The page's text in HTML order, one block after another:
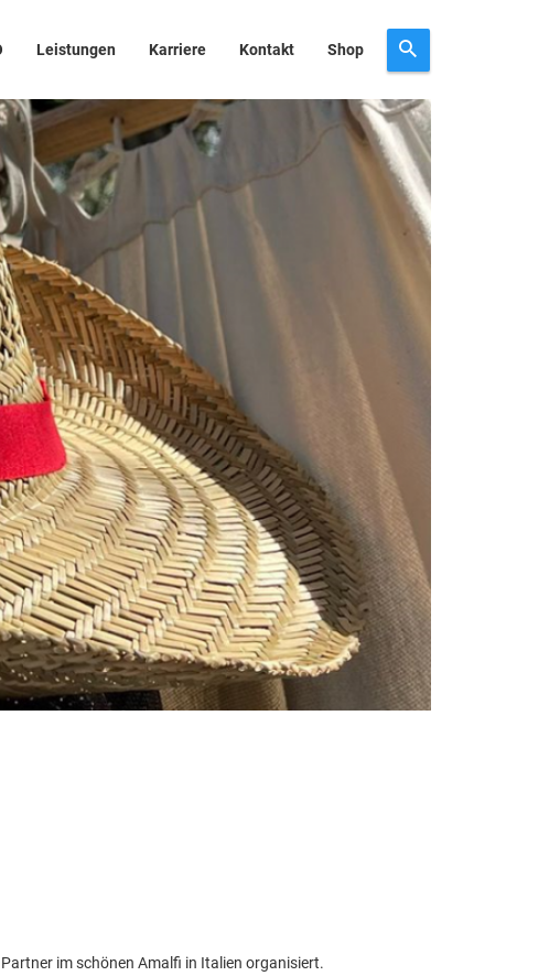
Leistungen Karriere Kontakt Shop
im schönen Amalfi in Italien organisiert.